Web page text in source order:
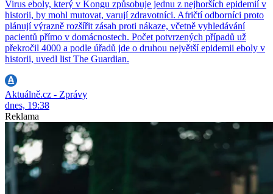
Virus eboly, který v Kongu způsobuje jednu z nejhorších epidemií v
historii, by mohl mutovat, varují zdravotníci. Afričtí odborníci proto
plánují výrazně rozšířit zásah proti nákaze, včetně vyhledávání
pacientů přímo v domácnostech. Počet potvrzených případů už
překročil 4000 a podle úřadů jde o druhou největší epidemii eboly v
historii, uvedl list The Guardian.
Aktuálně.cz - Zprávy
dnes, 19:38
Reklama